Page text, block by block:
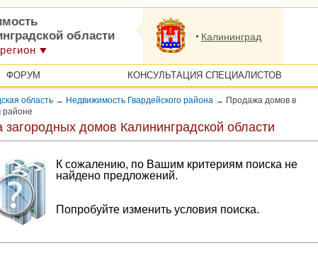
области
Калининград
ФОРУМ КОНСУЛЬТАЦИЯ СПЕЦИАЛИСТОВ
область → Недвижимость Гвардейского района → Продажа домов в
районе
домов Калининградской области
К сожалению, по Вашим критериям поиска не
найдено предложений.
Попробуйте изменить условия поиска.